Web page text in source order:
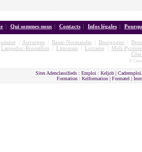
| Qui sommes-nous | Contacts | Infos légales |
Auvergne Basse-Normandie Bourgogne
Langedoc-Roussillon Limousin Lorraine|
Midi-
©
Sites Adenclassifieds : Emploi : Keljob |
Formation : Kelformation | Formatel |